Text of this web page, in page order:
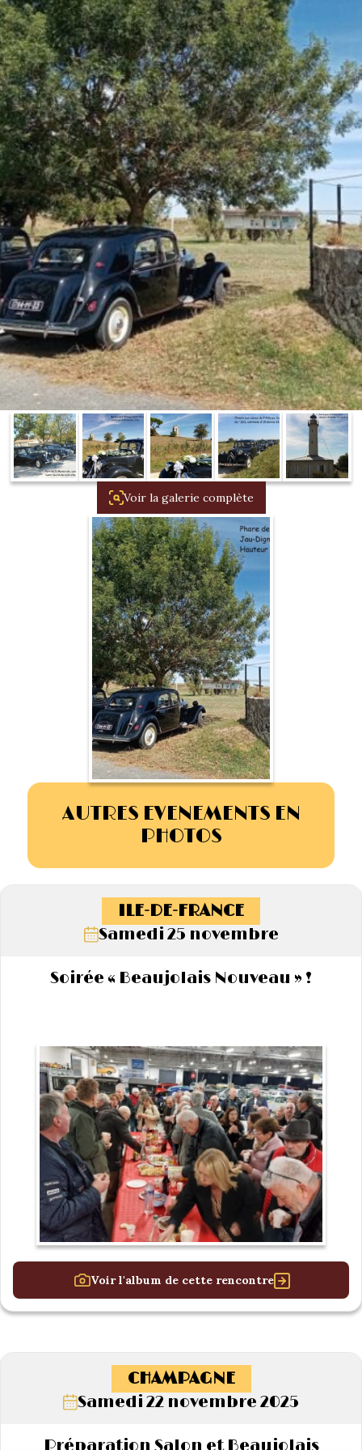
Notre local
La Boutique
Les pièces
L’assurance
Liens
La Revue
Les salons
La traction
La Traction des
membres
Bibliographie
Présentation 7
Présentation 11
Présentation 15 six
Evolution 7 et 11 -
1934/1941
Evolution 11 –
1945/1952
Evolution 11 –
La 15/6 G –
1938/1947
La 15/6 D –
1947/1955
La 15/6 H –
1954/1956
Voir la galerie complète
AUTRES EVENEMENTS EN
PHOTOS
ILE-DE-FRANCE
Samedi 25 novembre
Soirée « Beaujolais Nouveau » !
Voir l'album de cette rencontre
CHAMPAGNE
Samedi 22 novembre 2025
Préparation Salon et Beaujolais